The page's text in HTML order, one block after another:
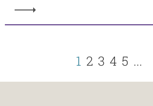
1 2 3 4 5 ...